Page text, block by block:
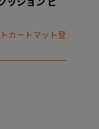
カートマット登